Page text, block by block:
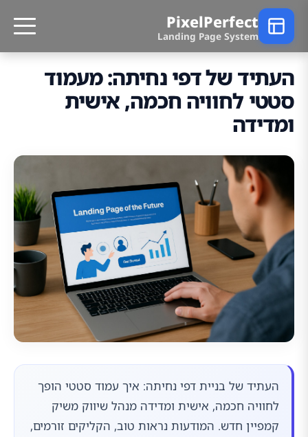
PixelPerfect
Landing Page System
העתיד של דפי נחיתה: מעמוד
סטטי לחוויה חכמה, אישית
ומדידה
העתיד של בניית דפי נחיתה: איך עמוד סטטי הופך
לחוויה חכמה, אישית ומדידה מנהל שיווק משיק
קמפיין חדש. המודעות נראות טוב, הקליקים זורמים,